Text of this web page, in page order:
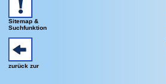
Sitemap &
Suchfunktion
zurück zur